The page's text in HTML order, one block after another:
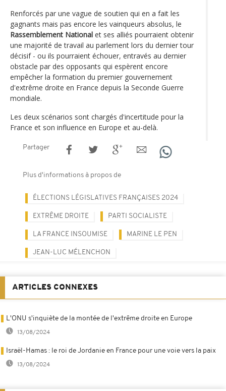
Renforcés par une vague de soutien qui en a fait les
gagnants mais pas encore les vainqueurs absolus, le
Rassemblement National et ses alliés pourraient obtenir
une majorité de travail au parlement lors du dernier tour
décisif - ou ils pourraient échouer, entravés au dernier
obstacle par des opposants qui espèrent encore
empêcher la formation du premier gouvernement
d'extrême droite en France depuis la Seconde Guerre
mondiale.
Les deux scénarios sont chargés d'incertitude pour la
France et son influence en Europe et au-delà.
Partager
Plus d'informations à propos de
ÉLECTIONS LÉGISLATIVES FRANÇAISES 2024
EXTRÊME DROITE PARTI SOCIALISTE
LA FRANCE INSOUMISE MARINE LE PEN
JEAN-LUC MÉLENCHON
ARTICLES CONNEXES
L'ONU s'inquiète de la montée de l'extrême droite en Europe
13/08/2024
Israël-Hamas : le roi de Jordanie en France pour une voie vers la paix
13/08/2024